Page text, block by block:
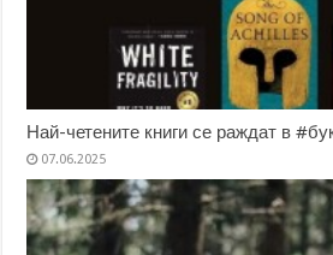
Най-четените книги се раждат в
07.06.2025